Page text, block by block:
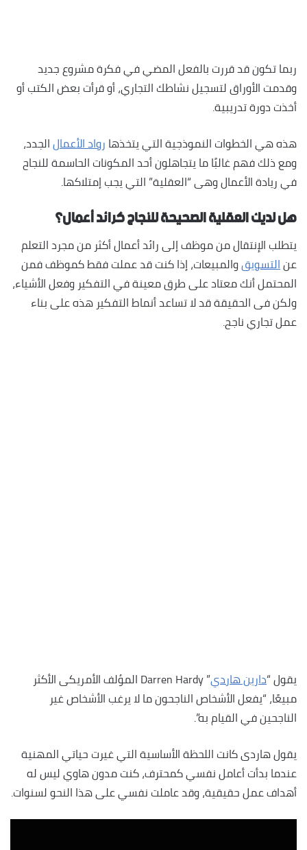
ربما تكون قد قررت بالفعل المضي في فكرة مشروع جديد
وقدمت الأوراق لتسجيل نشاطك التجاري، أو قرأت بعض الكتب أو
أخذت دورة تدريبية.
هذه هي الخطوات النموذجية التي يتخذها رواد الأعمالالجدد،
ومع ذلك فهم غالبًا ما يتجاهلون أحد المكونات الحاسمة للنجاح
في ريادة الأعمال وهى “العقلية” التي يجب إمتلاكها.
هل لديك العقلية الصحيحة للنجاح كرائد أعمال؟
يتطلب الإنتقال من موظف إلى رائد أعمال أكثر من مجرد التعلم
عنالتسويقوالمبيعات، إذا كنت قد عملت فقط كموظف فمن
المحتمل أنك معتاد على طرق معينة في التفكير وفعل الأشياء،
ولكن فى الحقيقة قد لا تساعد أنماط التفكير هذه على بناء
عمل تجاري ناجح.
يقول “دارين هاردي
” Darren Hardy المؤلف الأمريكى الأكثر
مبيعًا، “يفعل الأشخاص الناجحون ما لا يرغب الأشخاص غير
الناجحين في القيام به”.
يقول هاردى كانت اللحظة الأساسية التي غيرت حياتي المهنية
عندما بدأت أعامل نفسي كمحترف، كنت مدون هاوي ليس له
أهداف عمل حقيقية، وقد عاملت نفسي على هذا النحو لسنوات.